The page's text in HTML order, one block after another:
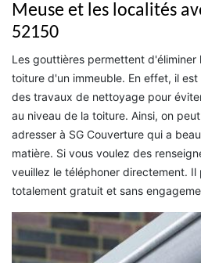
Meuse et les localités
52150
Les gouttières permettent d'éliminer
toiture d'un immeuble. En effet, il
des travaux de nettoyage pour
au niveau de la toiture. Ainsi, on
adresser à SG Couverture qui a
matière. Si vous voulez des
veuillez le téléphoner directement.
totalement gratuit et sans